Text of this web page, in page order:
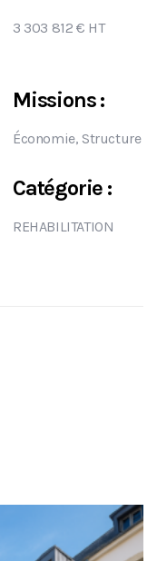
3 303 812 € HT
Missions :
Économie, Structure
Catégorie :
REHABILITATION